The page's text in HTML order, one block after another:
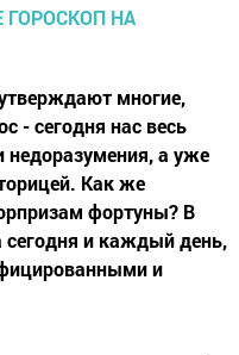
многие,
- сегодня нас весь
недоразумения, а уже
Как же
фортуны? В
и каждый день,
и